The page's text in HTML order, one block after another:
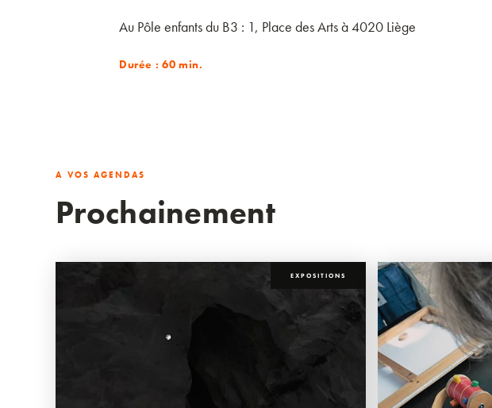
Au Pôle enfants du B3 : 1, Place des Arts à 4020 Liège
Durée : 60 min.
A VOS AGENDAS
Prochainement
EXPOSITIONS